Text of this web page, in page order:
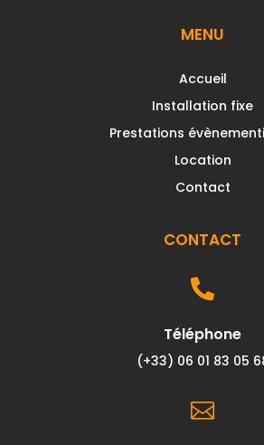
MENU
Accueil
Installation fixe
Prestations
Location
Contact
CONTACT

Téléphone
(+33) 06 01 83 05
